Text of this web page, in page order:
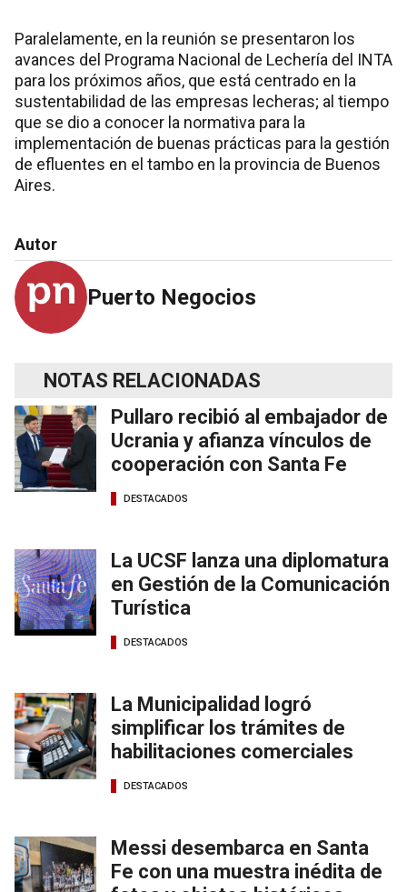
Paralelamente, en la reunión se presentaron los
avances del Programa Nacional de Lechería del INTA
para los próximos años, que está centrado en la
sustentabilidad de las empresas lecheras; al tiempo
que se dio a conocer la normativa para la
implementación de buenas prácticas para la gestión
de efluentes en el tambo en la provincia de Buenos
Aires.
Autor
Puerto Negocios
NOTAS RELACIONADAS
Pullaro recibió al embajador de
Ucrania y afianza vínculos de
cooperación con Santa Fe
DESTACADOS
La UCSF lanza una diplomatura
en Gestión de la Comunicación
Turística
DESTACADOS
La Municipalidad logró
simplificar los trámites de
habilitaciones comerciales
DESTACADOS
Messi desembarca en Santa
Fe con una muestra inédita de